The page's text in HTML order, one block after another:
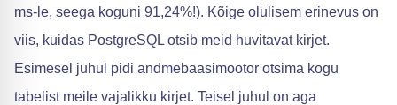
ms-le, seega koguni 91,24%!). Kõige olulisem erinevus on
viis, kuidas PostgreSQL otsib meid huvitavat kirjet.
Esimesel juhul pidi andmebaasimootor otsima kogu
tabelist meile vajalikku kirjet. Teisel juhul on aga